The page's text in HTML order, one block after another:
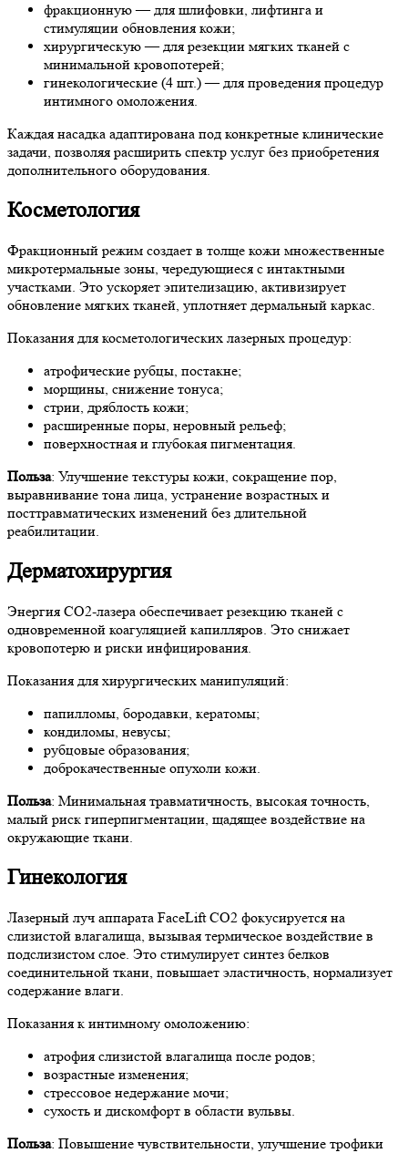
фракционную — для шлифовки, лифтинга и
стимуляции обновления кожи;
хирургическую — для резекции мягких тканей с
минимальной кровопотерей;
гинекологические (4 шт.) — для проведения процедур
интимного омоложения.
Каждая насадка адаптирована под конкретные клинические
задачи, позволяя расширить спектр услуг без приобретения
дополнительного оборудования.
Косметология
Фракционный режим создает в толще кожи множественные
микротермальные зоны, чередующиеся с интактными
участками. Это ускоряет эпителизацию, активизирует
обновление мягких тканей, уплотняет дермальный каркас.
Показания для косметологических лазерных процедур:
атрофические рубцы, постакне;
морщины, снижение тонуса;
стрии, дряблость кожи;
расширенные поры, неровный рельеф;
поверхностная и глубокая пигментация.
Польза: Улучшение текстуры кожи, сокращение пор,
выравнивание тона лица, устранение возрастных и
посттравматических изменений без длительной
реабилитации.
Дерматохирургия
Энергия СО2-лазера обеспечивает резекцию тканей с
одновременной коагуляцией капилляров. Это снижает
кровопотерю и риски инфицирования.
Показания для хирургических манипуляций:
папилломы, бородавки, кератомы;
кондиломы, невусы;
рубцовые образования;
доброкачественные опухоли кожи.
Польза: Минимальная травматичность, высокая точность,
малый риск гиперпигментации, щадящее воздействие на
окружающие ткани.
Гинекология
Лазерный луч аппарата FaceLift CO2 фокусируется на
слизистой влагалища, вызывая термическое воздействие в
подслизистом слое. Это стимулирует синтез белков
соединительной ткани, повышает эластичность, нормализует
содержание влаги.
Показания к интимному омоложению:
атрофия слизистой влагалища после родов;
возрастные изменения;
стрессовое недержание мочи;
сухость и дискомфорт в области вульвы.
Польза: Повышение чувствительности, улучшение трофики